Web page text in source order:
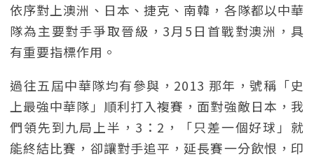
依序對上澳洲、日本、捷克、南韓，各隊都以中華
隊為主要對手爭取晉級，3月5日首戰對澳洲，具
有重要指標作用。
過往五屆中華隊均有參與，2013 那年，號稱「史
上最強中華隊」順利打入複賽，面對強敵日本，我
們領先到九局上半，3：2，「只差一個好球」就
能終結比賽，卻讓對手追平，延長賽一分飲恨，印